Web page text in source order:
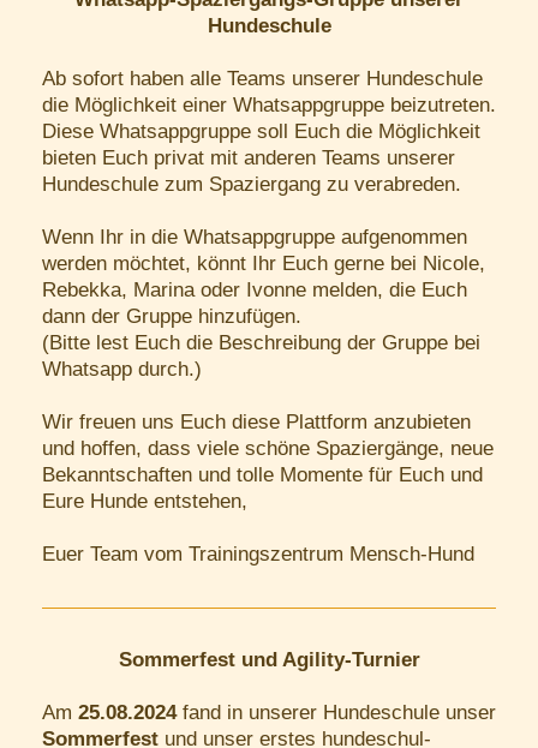
Hundeschule
Ab sofort haben alle Teams unserer Hundeschule
die Möglichkeit einer Whatsappgruppe beizutreten.
Diese Whatsappgruppe soll Euch die Möglichkeit
bieten Euch privat mit anderen Teams unserer
Hundeschule zum Spaziergang zu verabreden.
Wenn Ihr in die Whatsappgruppe aufgenommen
werden möchtet, könnt Ihr Euch gerne bei Nicole,
Rebekka, Marina oder Ivonne melden, die Euch
dann der Gruppe hinzufügen.
(Bitte lest Euch die Beschreibung der Gruppe bei
Whatsapp durch.)
Wir freuen uns Euch diese Plattform anzubieten
und hoffen, dass viele schöne Spaziergänge, neue
Bekanntschaften und tolle Momente für Euch und
Eure Hunde entstehen,
Euer Team vom Trainingszentrum Mensch-Hund
Sommerfest und Agility-Turnier
Am 25.08.2024fand in unserer Hundeschule unser
Sommerfest und unser erstes hundeschul-